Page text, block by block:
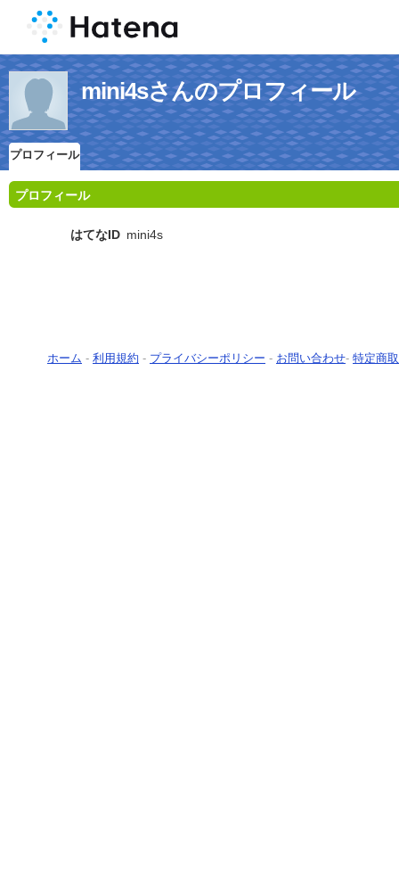
mini4sさんのプロフィール
プロフィール
プロフィール
はてなID mini4s
ホーム - 利用規約 - プライバシーポリシー - お問い合わせ- 特定商